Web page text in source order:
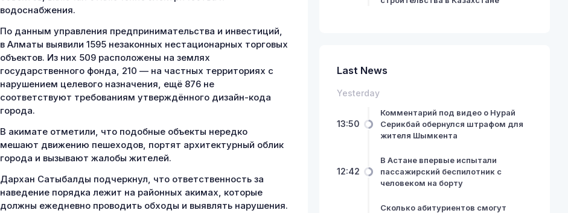
водоснабжения.
По данным управления предпринимательства и инвестиций,
в Алматы выявили 1595 незаконных нестационарных торговых
объектов. Из них 509 расположены на землях
государственного фонда, 210 — на частных территориях с
нарушением целевого назначения, ещё 876 не
соответствуют требованиям утверждённого дизайн-кода
города.
В акимате отметили, что подобные объекты нередко
мешают движению пешеходов, портят архитектурный облик
города и вызывают жалобы жителей.
Дархан Сатыбалды подчеркнул, что ответственность за
наведение порядка лежит на районных акимах, которые
должны ежедневно проводить обходы и выявлять нарушения.
Last News
Yesterday
13:50
Комментарий под видео о Нурай
Серикбай обернулся штрафом для
жителя Шымкента
12:42
В Астане впервые испытали
пассажирский беспилотник с
человеком на борту
Сколько абитуриентов смогут